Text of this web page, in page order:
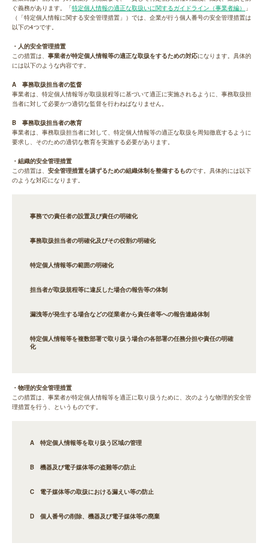
ぐ義務があります。「特定個人情報の適正な取扱いに関するガイドライン（事業者編）
」
（「特定個人情報に関する安全管理措置」）では、企業が行う個人番号の安全管理措置は
以下の4つです。
・人的安全管理措置
この措置は、 事業者が特定個人情報等の適正な取扱をするための対応になります。具体的
には以下のような内容です。
A 事務取扱担当者の監督
事業者は、特定個人情報等が取扱規程等に基づいて適正に実施されるように、事務取扱担
当者に対して必要かつ適切な監督を行わねばなりません。
B 事務取扱担当者の教育
事業者は、事務取扱担当者に対して、特定個人情報等の適正な取扱を周知徹底するように
要求し、そのための適切な教育を実施する必要があります。
・組織的安全管理措置
この措置は、 安全管理措置を講ずるための組織体制を整備するものです。具体的には以下
のような対応になります。
事務での責任者の設置及び責任の明確化
事務取扱担当者の明確化及びその役割の明確化
特定個人情報等の範囲の明確化
担当者が取扱規程等に違反した場合の報告等の体制
漏洩等が発生する場合などの従業者から責任者等への報告連絡体制
特定個人情報等を複数部署で取り扱う場合の各部署の任務分担や責任の明確
化
・物理的安全管理措置
この措置は、事業者が特定個人情報等を適正に取り扱うために、次のような物理的安全管
理措置を行う、というものです。
A 特定個人情報等を取り扱う区域の管理
B 機器及び電子媒体等の盗難等の防止
C 電子媒体等の取扱における漏えい等の防止
D 個人番号の削除、機器及び電子媒体等の廃棄